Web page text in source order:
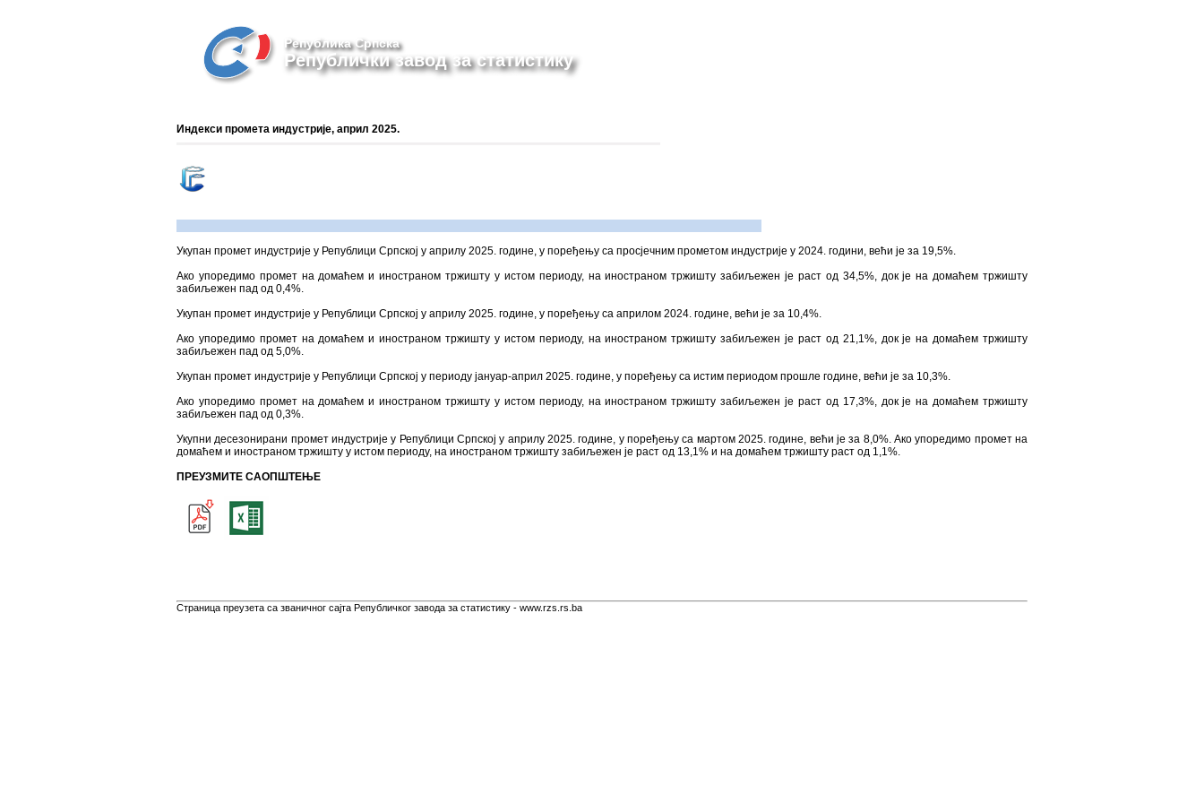
Република Српска
Републички завод за статистику
Индекси промета индустријe, април 2025.
Укупан промет индустрије у Републици Српској у априлу 2025. године, у поређењу са просјечним прометом индустрије у 2024. години, већи је за 19,5%.
Ако упоредимо промет на домаћем и иностраном тржишту у истом периоду, на иностраном тржишту забиљежен је раст од 34,5%, док је на домаћем тржишту
забиљежен пад од 0,4%.
Укупан промет индустрије у Републици Српској у априлу 2025. године, у поређењу са априлом 2024. године, већи је за 10,4%.
Ако упоредимо промет на домаћем и иностраном тржишту у истом периоду, на иностраном тржишту забиљежен је раст од 21,1%, док је на домаћем тржишту
забиљежен пад од 5,0%.
Укупан промет индустрије у Републици Српској у периоду јануар-април 2025. године, у поређењу са истим периодом прошле године, већи је за 10,3%.
Ако упоредимо промет на домаћем и иностраном тржишту у истом периоду, на иностраном тржишту забиљежен је раст од 17,3%, док је на домаћем тржишту
забиљежен пад од 0,3%.
Укупни десезонирани промет индустрије у Републици Српској у априлу 2025. године, у поређењу са мартом 2025. године, већи је за 8,0%. Ако упоредимо промет на
домаћем и иностраном тржишту у истом периоду, на иностраном тржишту забиљежен је раст од 13,1% и на домаћем тржишту раст од 1,1%.
ПРЕУЗМИТЕ САОПШТЕЊЕ
Страница преузета са званичног сајта Републичког завода за статистику - www.rzs.rs.ba